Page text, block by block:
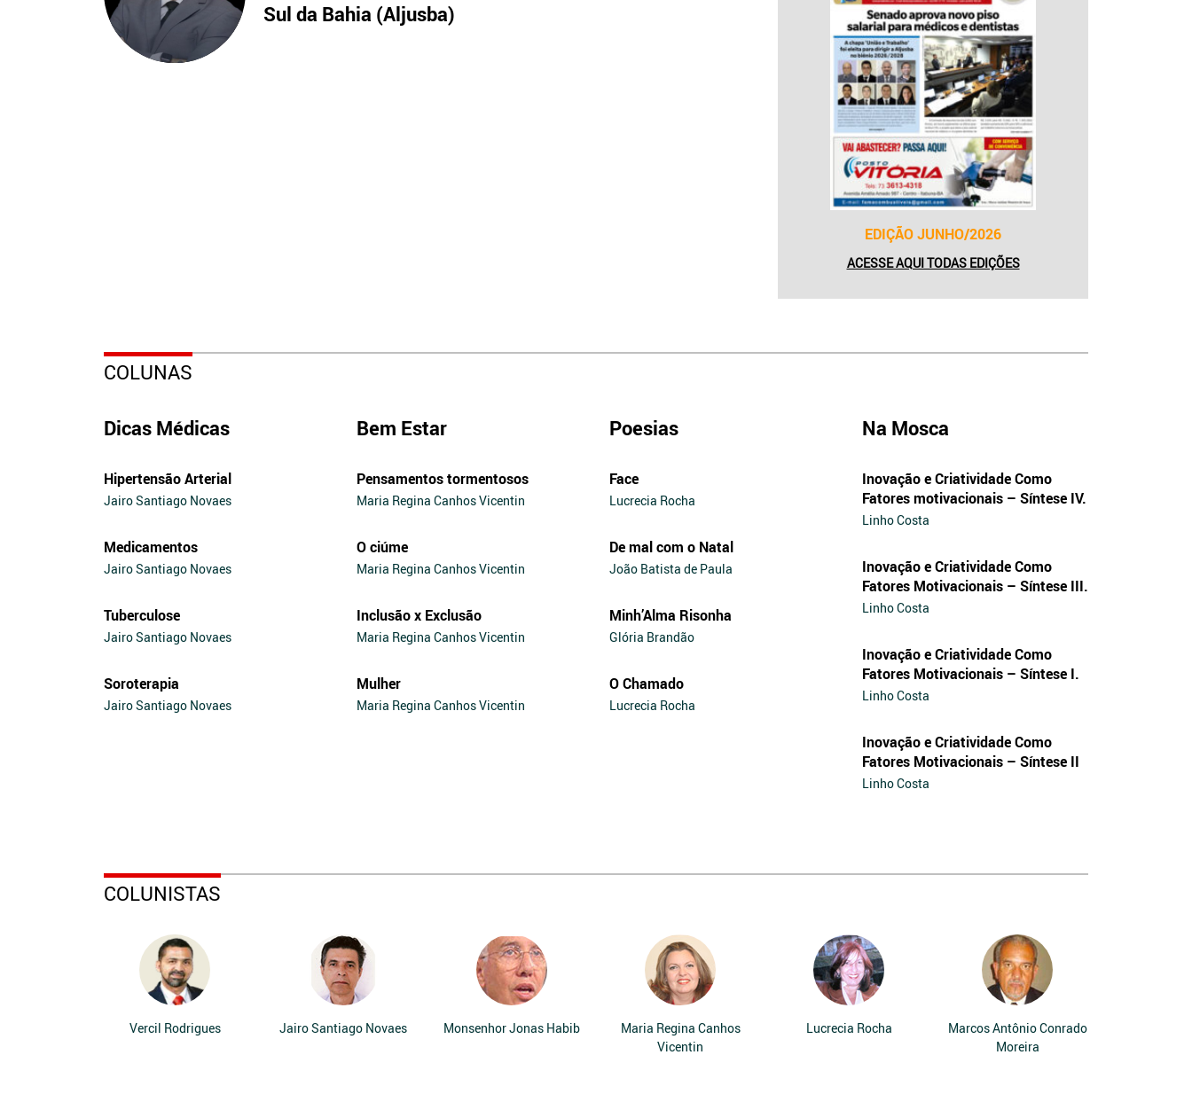
Sul da Bahia (Aljusba)
EDIÇÃO JUNHO/2026
ACESSE AQUI TODAS EDIÇÕES
COLUNAS
Dicas Médicas
Hipertensão Arterial
Jairo Santiago Novaes
Medicamentos
Jairo Santiago Novaes
Tuberculose
Jairo Santiago Novaes
Soroterapia
Jairo Santiago Novaes
Bem Estar
Pensamentos tormentosos
Maria Regina Canhos Vicentin
O ciúme
Maria Regina Canhos Vicentin
Inclusão x Exclusão
Maria Regina Canhos Vicentin
Mulher
Maria Regina Canhos Vicentin
Poesias
Face
Lucrecia Rocha
De mal com o Natal
João Batista de Paula
Minh’Alma Risonha
Glória Brandão
O Chamado
Lucrecia Rocha
Na Mosca
Inovação e Criatividade Como
Fatores motivacionais – Síntese IV.
Linho Costa
Inovação e Criatividade Como
Fatores Motivacionais – Síntese III.
Linho Costa
Inovação e Criatividade Como
Fatores Motivacionais – Síntese I.
Linho Costa
Inovação e Criatividade Como
Fatores Motivacionais – Síntese II
Linho Costa
COLUNISTAS
Vercil Rodrigues Jairo Santiago Novaes Monsenhor Jonas Habib
Maria Regina Canhos
Vicentin
Lucrecia Rocha
Marcos Antônio Conrado
Moreira